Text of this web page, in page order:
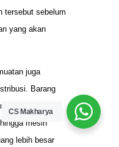
tersebut sebelum
yang akan
juga
Barang
ukuran,
mesin
lebih besar
CS Makharya